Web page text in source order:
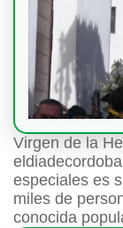
Virgen de la
especiales es
miles de
conocida